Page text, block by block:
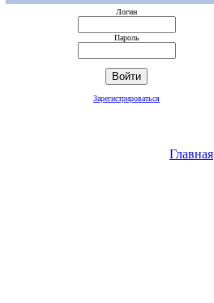
Логин
Пароль
Зарегистрироваться
Главная